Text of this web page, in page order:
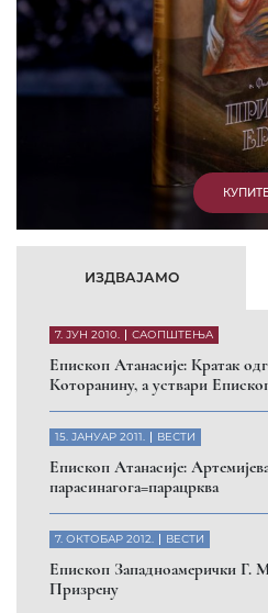
7. ОКТОБАР 2012. ВЕСТИ
Eпископ Западноамерички Г.
Призрену
Eпархија Рашко-призренска
Србина у Сувом Долу и
обезбеде сигурност за све
Помозите нашој
на Косову и